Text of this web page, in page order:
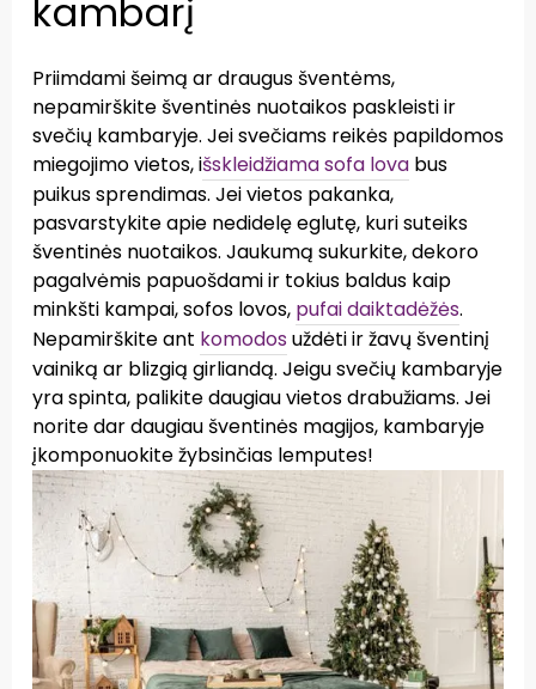
kambarį
Priimdami šeimą ar draugus šventėms,
nepamirškite šventinės nuotaikos paskleisti ir
svečių kambaryje. Jei svečiams reikės papildomos
miegojimo vietos, išskleidžiama sofa lova bus
puikus sprendimas. Jei vietos pakanka,
pasvarstykite apie nedidelę eglutę, kuri suteiks
šventinės nuotaikos. Jaukumą sukurkite, dekoro
pagalvėmis papuošdami ir tokius baldus kaip
minkšti kampai, sofos lovos, pufai daiktadėžės.
Nepamirškite ant komodos uždėti ir žavų šventinį
vainiką ar blizgią girliandą. Jeigu svečių kambaryje
yra spinta, palikite daugiau vietos drabužiams. Jei
norite dar daugiau šventinės magijos, kambaryje
įkomponuokite žybsinčias lemputes!